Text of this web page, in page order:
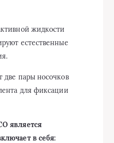
жидкости
естественные
пары носочков
для фиксации
является
в себя: